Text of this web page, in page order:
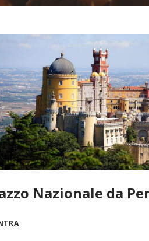
Nazionale da